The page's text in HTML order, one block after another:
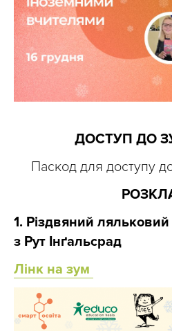
ДОСТУП ДО
Паскод для доступу
1. Різдвяний
з Рут Інґальсрад
Лінк на зум